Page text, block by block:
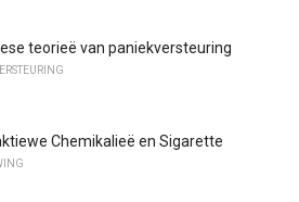
teorieë van paniekversteuring
Chemikalieë en Sigarette